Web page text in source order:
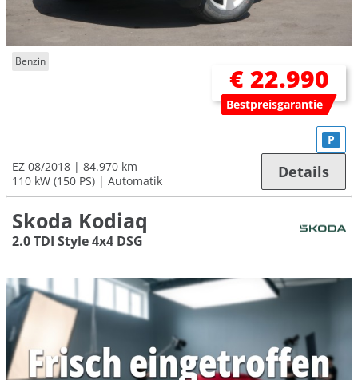
Benzin
€ 22.990
Bestpreisgarantie
EZ 08/2018
84.970 km
110 kW (150 PS)
Automatik
P
Details
Skoda Kodiaq
2.0 TDI Style 4x4 DSG